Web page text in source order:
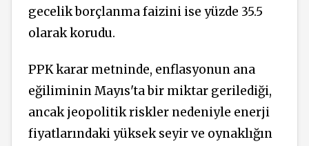
gecelik borçlanma faizini ise yüzde 35.5
olarak korudu.
PPK karar metninde, enflasyonun ana
eğiliminin Mayıs'ta bir miktar gerilediği,
ancak jeopolitik riskler nedeniyle enerji
fiyatlarındaki yüksek seyir ve oynaklığın